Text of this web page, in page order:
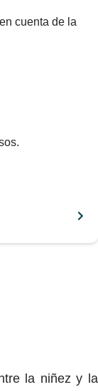
cuenta de la
la niñez y la